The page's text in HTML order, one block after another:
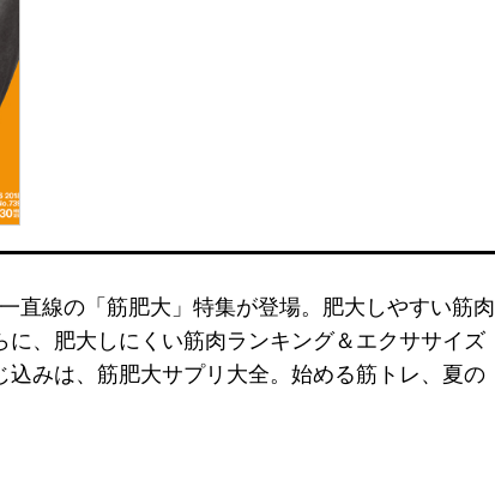
線の「筋肥大」特集が登場。肥大しやすい筋肉
、肥大しにくい筋肉ランキング＆エクササイズ
みは、筋肥大サプリ大全。始める筋トレ、夏の